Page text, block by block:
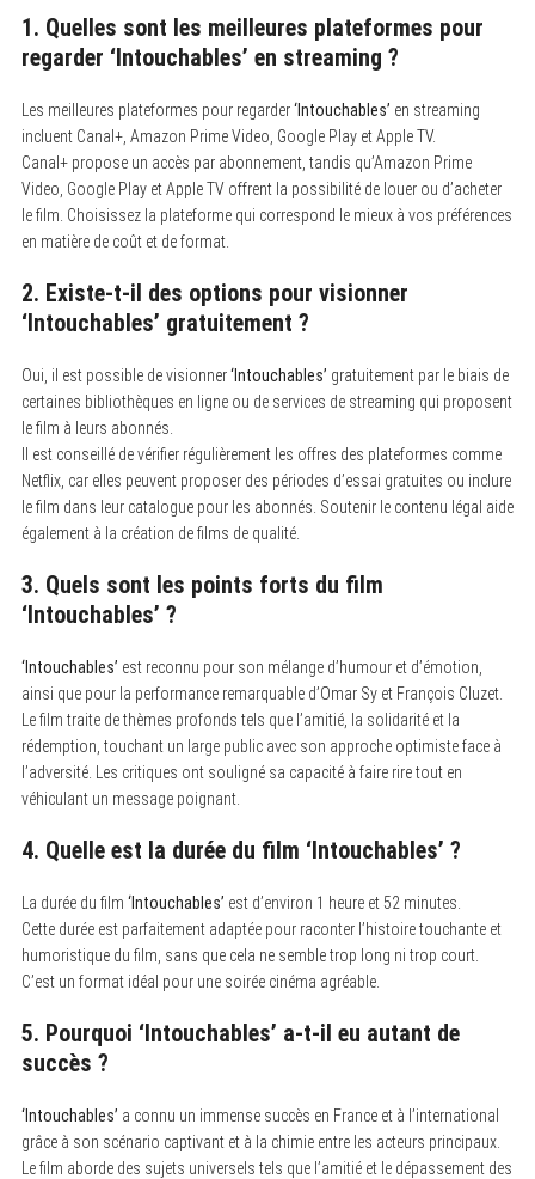
1. Quelles sont les meilleures plateformes pour
regarder ‘Intouchables’ en streaming ?
Les meilleures plateformes pour regarder‘Intouchables’ en streaming
incluent Canal+, Amazon Prime Video, Google Play et Apple TV.
Canal+ propose un accès par abonnement, tandis qu’Amazon Prime
Video, Google Play et Apple TV offrent la possibilité de louer ou d’acheter
le film. Choisissez la plateforme qui correspond le mieux à vos préférences
en matière de coût et de format.
2. Existe-t-il des options pour visionner
‘Intouchables’ gratuitement ?
Oui, il est possible de visionner‘Intouchables’ gratuitement par le biais de
certaines bibliothèques en ligne ou de services de streaming qui proposent
le film à leurs abonnés.
Il est conseillé de vérifier régulièrement les offres des plateformes comme
Netflix, car elles peuvent proposer des périodes d’essai gratuites ou inclure
le film dans leur catalogue pour les abonnés. Soutenir le contenu légal aide
également à la création de films de qualité.
3. Quels sont les points forts du film
‘Intouchables’ ?
‘Intouchables’ est reconnu pour son mélange d’humour et d’émotion,
ainsi que pour la performance remarquable d’Omar Sy et François Cluzet.
Le film traite de thèmes profonds tels que l’amitié, la solidarité et la
rédemption, touchant un large public avec son approche optimiste face à
l’adversité. Les critiques ont souligné sa capacité à faire rire tout en
véhiculant un message poignant.
4. Quelle est la durée du film ‘Intouchables’ ?
La durée du film ‘Intouchables’ est d’environ 1 heure et 52 minutes.
Cette durée est parfaitement adaptée pour raconter l’histoire touchante et
humoristique du film, sans que cela ne semble trop long ni trop court.
C’est un format idéal pour une soirée cinéma agréable.
5. Pourquoi ‘Intouchables’ a-t-il eu autant de
succès ?
‘Intouchables’ a connu un immense succès en France et à l’international
grâce à son scénario captivant et à la chimie entre les acteurs principaux.
Le film aborde des sujets universels tels que l’amitié et le dépassement des